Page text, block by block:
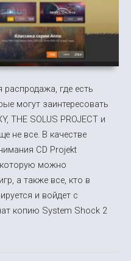
распродажа, где есть
могут заинтересовать
THE SOLUS PROJECT и
не все. В качестве
CD Projekt
которую можно
а также все, кто в
и войдет с
копию System Shock 2